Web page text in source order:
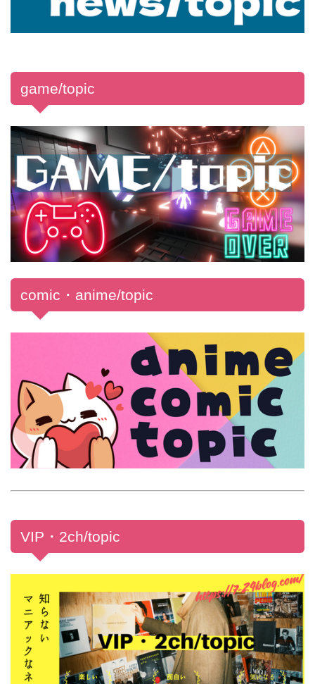
game/topic
comic・anime/topic
VIP・2ch/topic